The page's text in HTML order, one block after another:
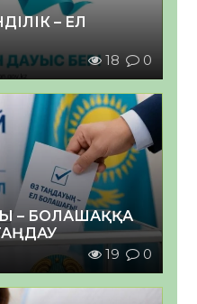
– ЕЛ
18 0
– БОЛАШАҚҚА
19 0